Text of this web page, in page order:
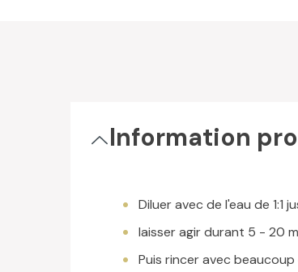
Information
Diluer avec de l'eau de 1:1
laisser agir durant 5 - 20
Puis rincer avec